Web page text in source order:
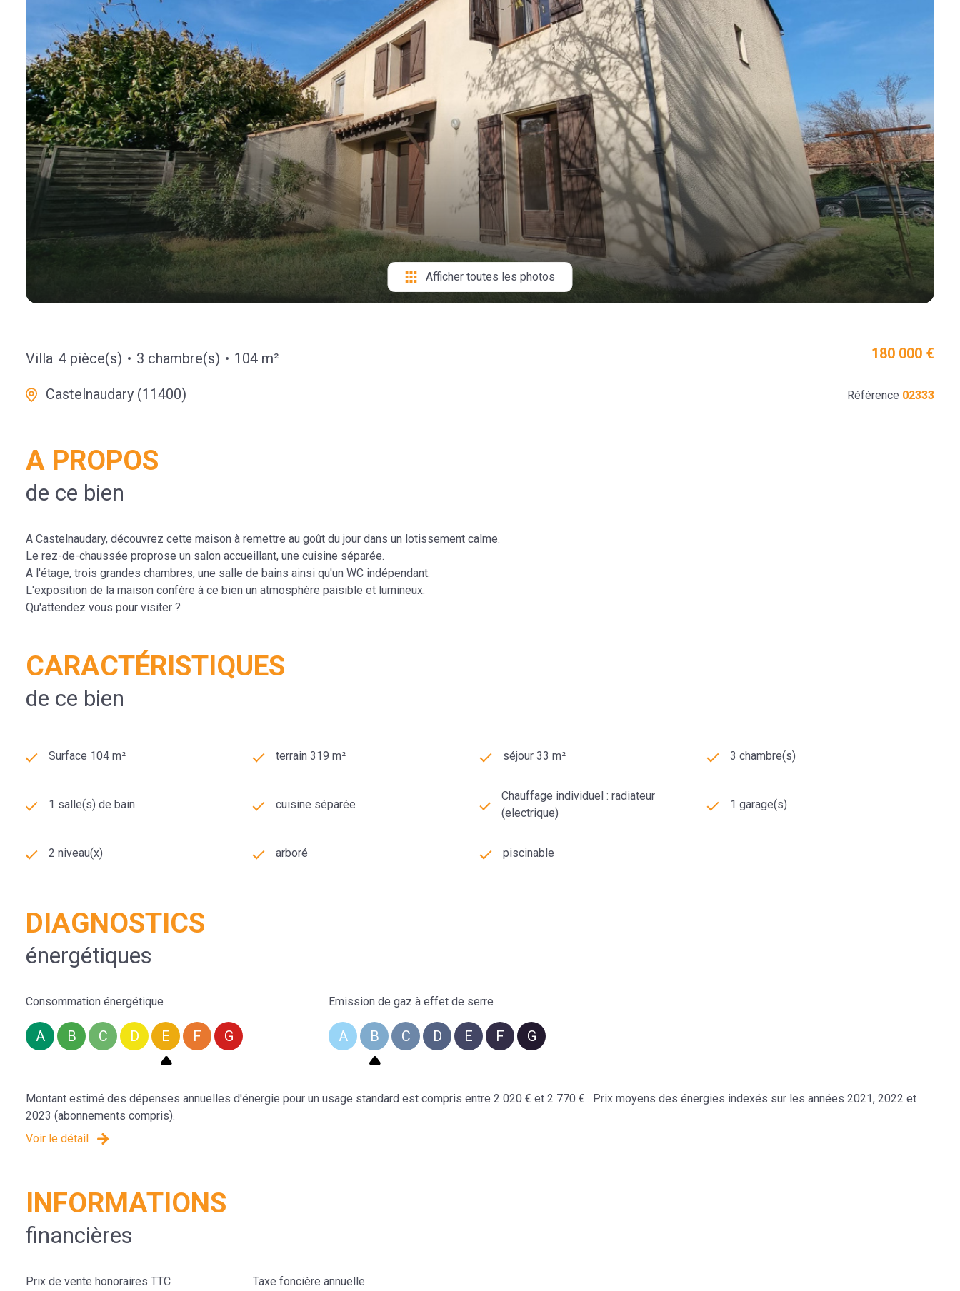
contact
Afficher toutes les photos
Villa 4 pièce(s) 3 chambre(s) 104 m²
Castelnaudary (11400)
180 000 €
Référence 02333
A PROPOS
de ce bien
A Castelnaudary, découvrez cette maison à remettre au goût du jour dans un lotissement calme.
Le rez-de-chaussée proprose un salon accueillant, une cuisine séparée.
A l'étage, trois grandes chambres, une salle de bains ainsi qu'un WC indépendant.
L'exposition de la maison confère à ce bien un atmosphère paisible et lumineux.
Qu'attendez vous pour visiter ?
CARACTÉRISTIQUES
de ce bien
Surface 104 m² terrain 319 m² séjour 33 m² 3 chambre(s)
1 salle(s) de bain cuisine séparée
Chauffage individuel : radiateur
(electrique)
1 garage(s)
2 niveau(x) arboré piscinable
DIAGNOSTICS
énergétiques
Consommation énergétique
A B C D E F G
Emission de gaz à effet de serre
A B C D E F G
Montant estimé des dépenses annuelles d'énergie pour un usage standard est compris entre 2 020 € et 2 770 € . Prix moyens des énergies indexés sur les années 2021, 2022 et
2023 (abonnements compris).
Voir le détail
INFORMATIONS
financières
Prix de vente honoraires TTC
Taxe foncière annuelle